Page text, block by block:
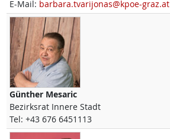
E-Mail: barbara.tvarijonas@kpoe-graz.at
Günther Mesaric
Bezirksrat Innere Stadt
Tel: +43 676 6451113